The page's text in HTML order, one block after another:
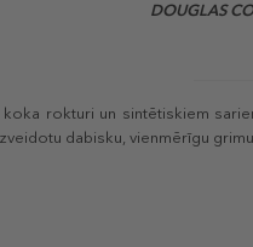
DOUGLAS
koka rokturi un sintētiskiem
dabisku, vienmērīgu